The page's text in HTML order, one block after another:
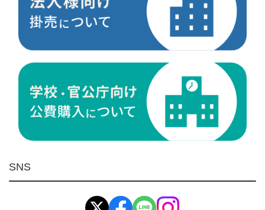
電材・設備
切削工具
ケミカル製品
荷役伝導
環境安全用品
イマオ製品(IMAO)
工業資材(栃木屋)
SNS